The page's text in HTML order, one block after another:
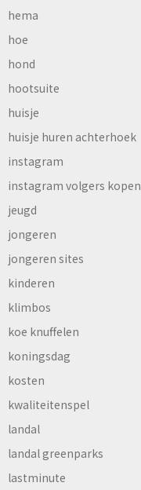
hema
hoe
hond
hootsuite
huisje
huisje huren achterhoek
instagram
instagram volgers kopen
jeugd
jongeren
jongeren sites
kinderen
klimbos
koe knuffelen
koningsdag
kosten
kwaliteitenspel
landal
landal greenparks
lastminute